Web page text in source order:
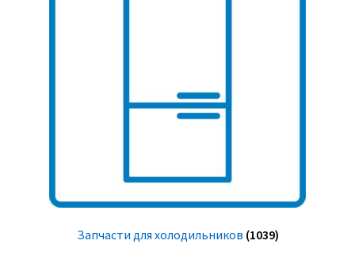
Запчасти для холодильников (1039)